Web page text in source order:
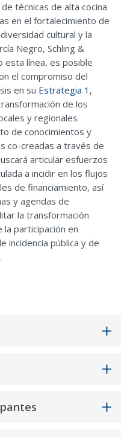
técnicas de alta cocina
en el fortalecimiento de
cultural y la
Negro, Schling &
esta línea, es posible
el compromiso del
en su Estrategia 1 ,
de los
y regionales
de conocimientos y
co-creadas a través de
articular esfuerzos
a incidir en los flujos
de financiamiento, así
y agendas de
la transformación
participación en
incidencia pública y de
Coaliciones
efectiva, el